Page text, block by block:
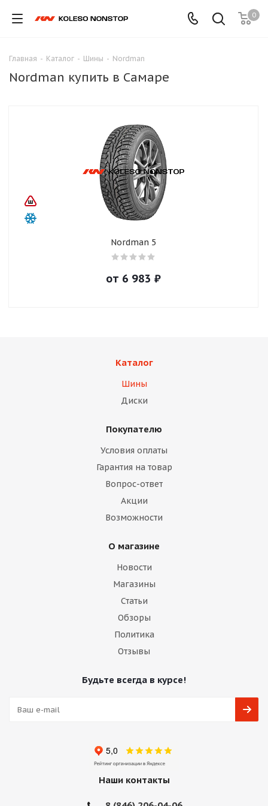
0
Главная - Каталог - Шины - Nordman
Nordman купить в Самаре
Nordman 5
от 6 983 ₽
Каталог
Шины
Диски
Покупателю
Условия оплаты
Гарантия на товар
Вопрос-ответ
Акции
Возможности
О магазине
Новости
Магазины
Статьи
Обзоры
Политика
Отзывы
Будьте всегда в курсе!
Наши контакты